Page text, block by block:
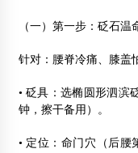
（一）第一步：砭石温
针对：腰脊冷痛、膝盖
• 砭具：选椭圆形泗滨
钟，擦干备用）。
• 定位：命门穴（后腰